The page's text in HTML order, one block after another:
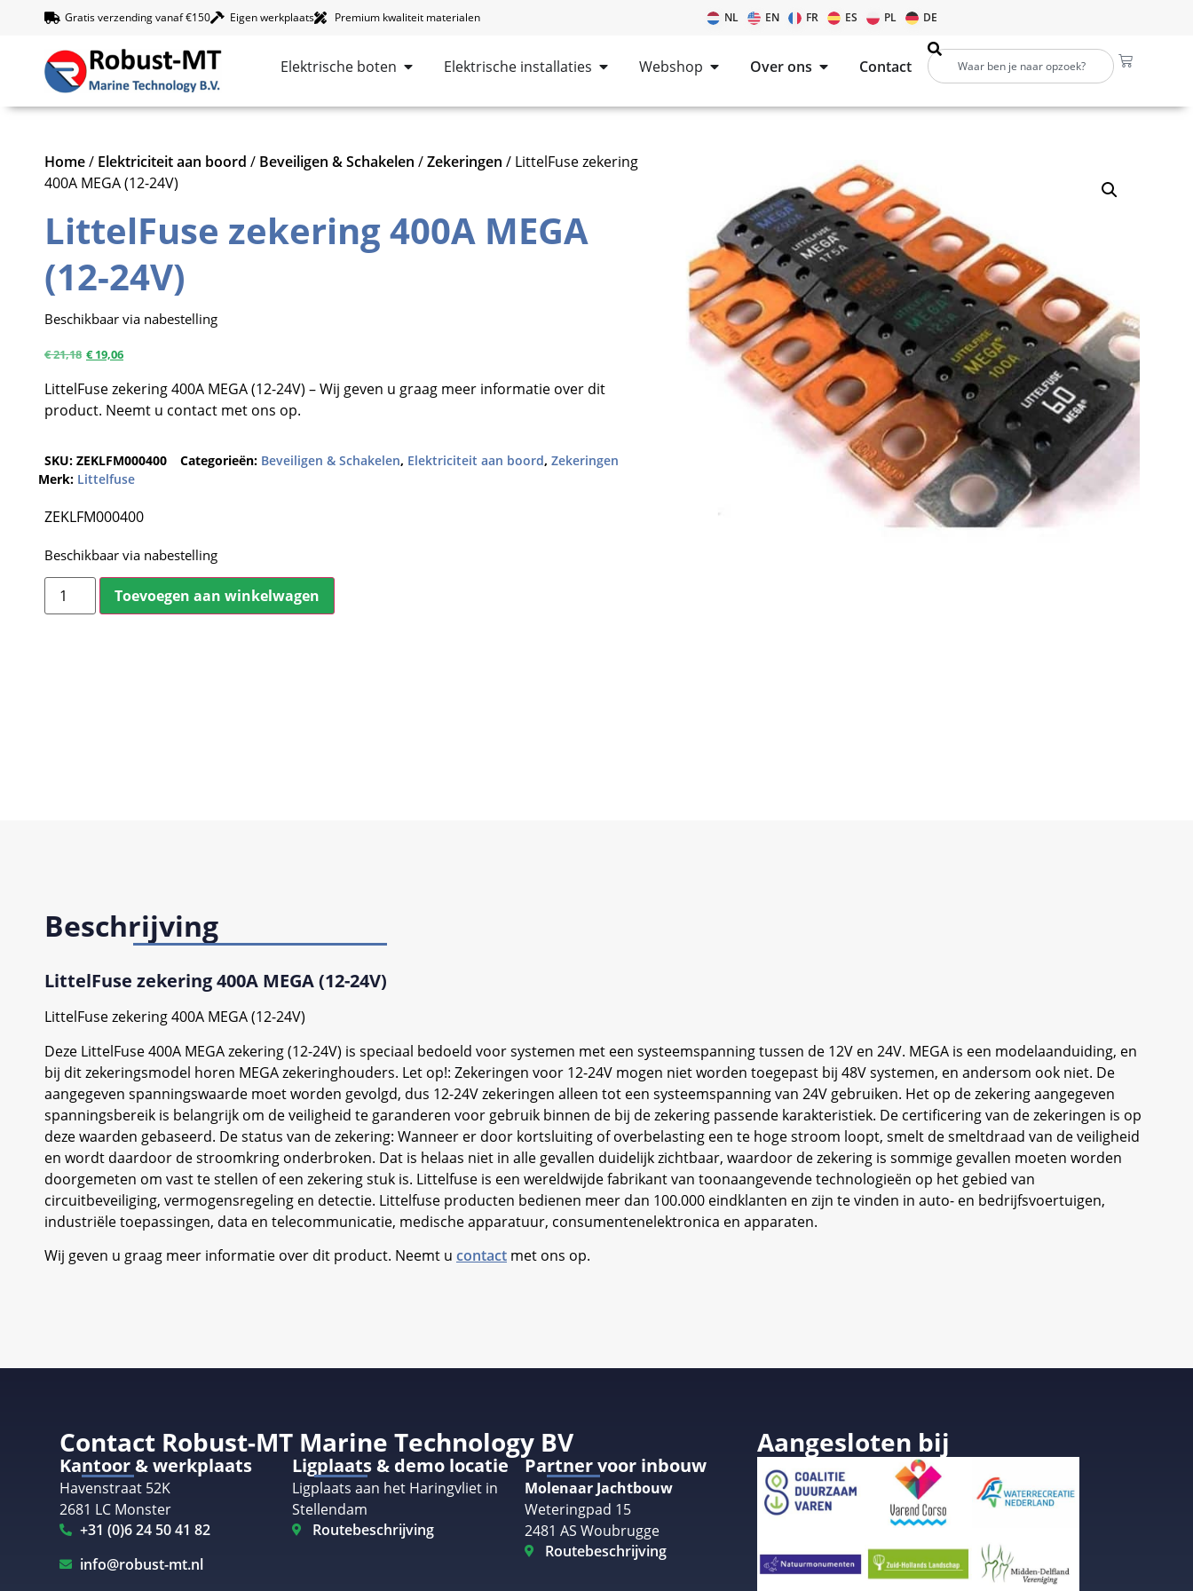
Gratis verzending vanaf €150 Eigen werkplaats Premium kwaliteit materialen NL EN FR ES PL DE
Elektrische boten Elektrische installaties Webshop Over ons Contact
Home/ Elektriciteit aan boord / Beveiligen & Schakelen /Zekeringen / LittelFuse zekering
400A MEGA (12-24V)
LittelFuse zekering 400A MEGA
(12-24V)
Beschikbaar via nabestelling
€21,18 €19,06
LittelFuse zekering 400A MEGA (12-24V) – Wij geven u graag meer informatie over dit
product. Neemt u contact met ons op.
SKU: ZEKLFM000400 Categorieën: Beveiligen & Schakelen, Elektriciteit aan boord, Zekeringen
Merk: Littelfuse
ZEKLFM000400
Beschikbaar via nabestelling
Toevoegen aan winkelwagen
Beschrijving
LittelFuse zekering 400A MEGA (12-24V)
LittelFuse zekering 400A MEGA (12-24V)
Deze LittelFuse 400A MEGA zekering (12-24V) is speciaal bedoeld voor systemen met een systeemspanning tussen de 12V en 24V. MEGA is een modelaanduiding, en
bij dit zekeringsmodel horen MEGA zekeringhouders. Let op!: Zekeringen voor 12-24V mogen niet worden toegepast bij 48V systemen, en andersom ook niet. De
aangegeven spanningswaarde moet worden gevolgd, dus 12-24V zekeringen alleen tot een systeemspanning van 24V gebruiken. Het op de zekering aangegeven
spanningsbereik is belangrijk om de veiligheid te garanderen voor gebruik binnen de bij de zekering passende karakteristiek. De certificering van de zekeringen is op
deze waarden gebaseerd. De status van de zekering: Wanneer er door kortsluiting of overbelasting een te hoge stroom loopt, smelt de smeltdraad van de veiligheid
en wordt daardoor de stroomkring onderbroken. Dat is helaas niet in alle gevallen duidelijk zichtbaar, waardoor de zekering is sommige gevallen moeten worden
doorgemeten om vast te stellen of een zekering stuk is. Littelfuse is een wereldwijde fabrikant van toonaangevende technologieën op het gebied van
circuitbeveiliging, vermogensregeling en detectie. Littelfuse producten bedienen meer dan 100.000 eindklanten en zijn te vinden in auto- en bedrijfsvoertuigen,
industriële toepassingen, data en telecommunicatie, medische apparatuur, consumentenelektronica en apparaten.
Wij geven u graag meer informatie over dit product. Neemt u contact met ons op.
Contact Robust-MT Marine Technology BV
Kantoor & werkplaats
Havenstraat 52K
2681 LC Monster
+31 (0)6 24 50 41 82
info@robust-mt.nl
Ligplaats & demo locatie
Ligplaats aan het Haringvliet in
Stellendam
Routebeschrijving
Partner voor inbouw
Molenaar Jachtbouw
Weteringpad 15
2481 AS Woubrugge
Routebeschrijving
Aangesloten bij